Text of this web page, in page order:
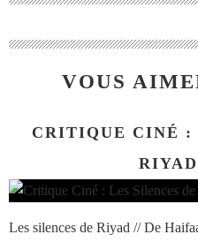
VOUS
CRITIQUE CINÉ :
Les silences de Riyad // De